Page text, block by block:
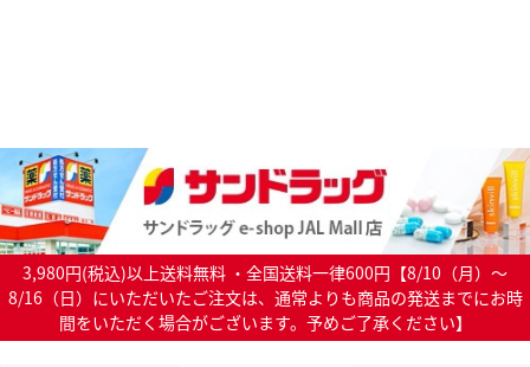
3,980円(税込)以上送料無料 ・全国送料一律600円【8/10（月）～
8/16（日）にいただいたご注文は、通常よりも商品の発送までにお時
間をいただく場合がございます。予めご了承ください】